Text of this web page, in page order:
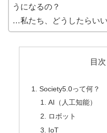
うになるの？
…私たち、どうしたらいい
目次
Society5.0って何？
AI（人工知能）
ロボット
IoT